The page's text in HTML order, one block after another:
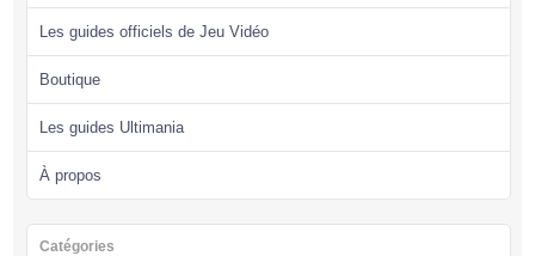
Les guides officiels de Jeu Vidéo
Boutique
Les guides Ultimania
À propos
Catégories